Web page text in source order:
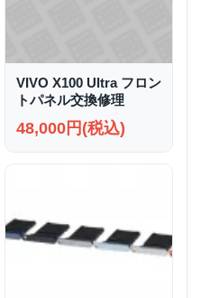
VIVO X100 Ultra フロン
トパネル交換修理
48,000円(税込)